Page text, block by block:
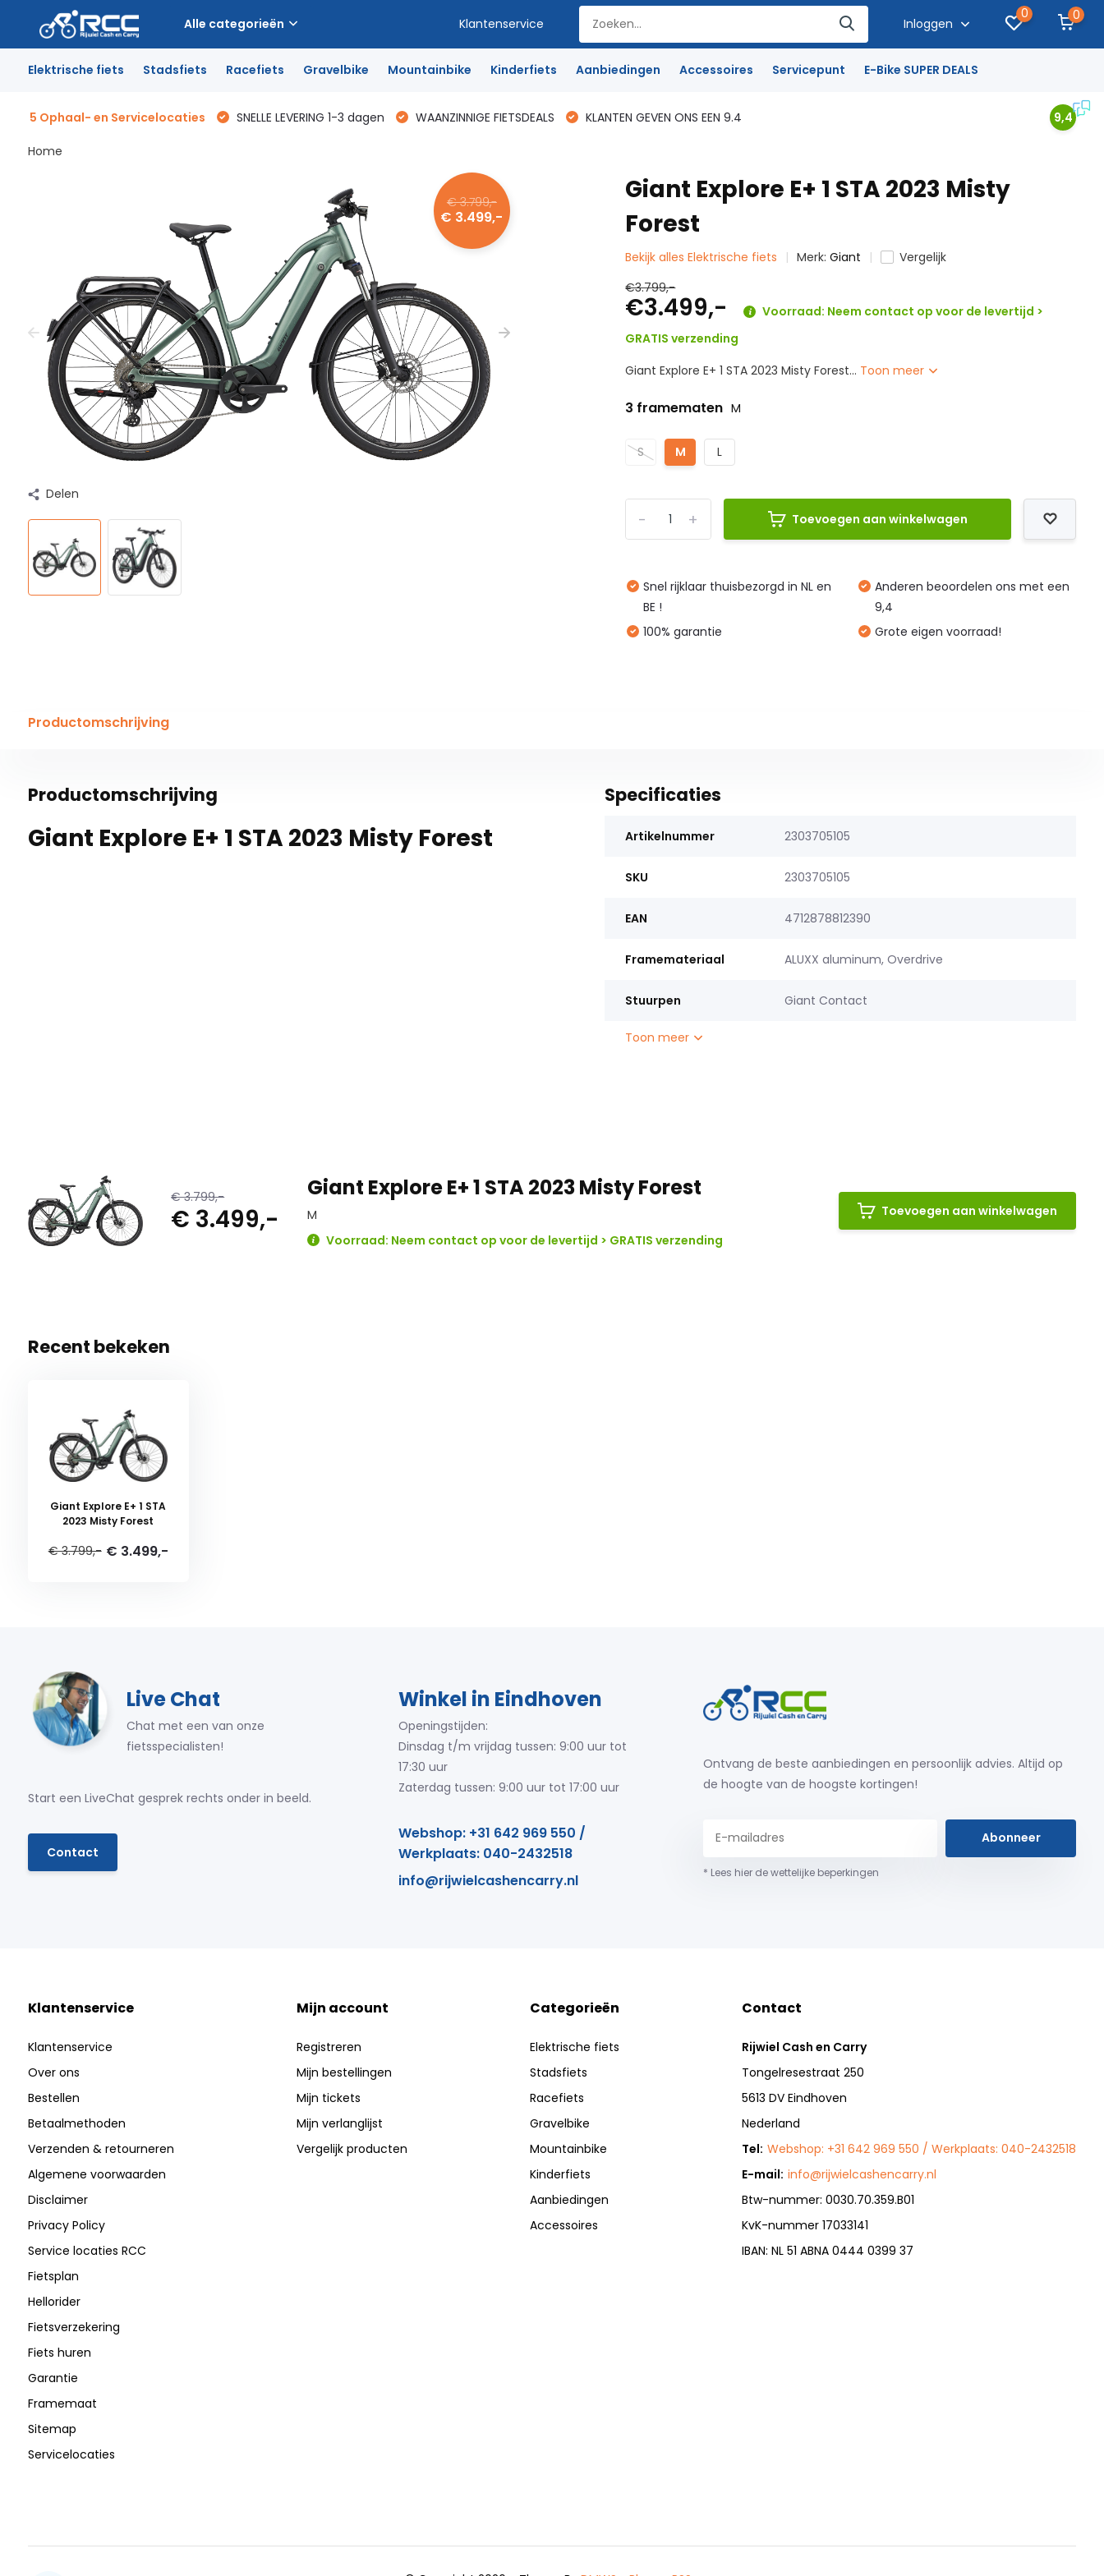
Alle categorieën Klantenservice Inloggen
0 0
Elektrische fiets Stadsfiets Racefiets Gravelbike Mountainbike Kinderfiets Aanbiedingen Accessoires Servicepunt E-Bike SUPER DEALS
5 Ophaal- en Servicelocaties SNELLE LEVERING 1-3 dagen WAANZINNIGE FIETSDEALS KLANTEN GEVEN ONS EEN 9.4 9,4
Home
€ 3.799,-
€ 3.499,-
Delen
Giant Explore E+ 1 STA 2023 Misty
Forest
Bekijk alles Elektrische fiets Merk:Giant
Vergelijk
€3.799,-
€3.499,-
Voorraad: Neem contact op voor de levertijd >
GRATIS verzending
Giant Explore E+ 1 STA 2023 Misty Forest... Toon meer
3 framematen M
S M L
+
- Toevoegen aan winkelwagen
Snel rijklaar thuisbezorgd in NL en
BE !
100% garantie
Anderen beoordelen ons met een
9,4
Grote eigen voorraad!
Productomschrijving
Productomschrijving
Giant Explore E+ 1 STA 2023 Misty Forest
Specificaties
Artikelnummer 2303705105
SKU 2303705105
EAN 4712878812390
Framemateriaal ALUXX aluminum, Overdrive
Stuurpen Giant Contact
Toon meer
€ 3.799,-
€ 3.499,-
Giant Explore E+ 1 STA 2023 Misty Forest
M
Voorraad: Neem contact op voor de levertijd > GRATIS verzending
Toevoegen aan winkelwagen
Recent bekeken
Giant Explore E+ 1 STA
2023 Misty Forest
€ 3.799,- € 3.499,-
Live Chat
Chat met een van onze
fietsspecialisten!
Start een LiveChat gesprek rechts onder in beeld.
Contact
Winkel in Eindhoven
Openingstijden:
Dinsdag t/m vrijdag tussen: 9:00 uur tot
17:30 uur
Zaterdag tussen: 9:00 uur tot 17:00 uur
Webshop: +31 642 969 550 /
Werkplaats: 040-2432518
info@rijwielcashencarry.nl
Ontvang de beste aanbiedingen en persoonlijk advies. Altijd op
de hoogte van de hoogste kortingen!
Abonneer
* Lees hier de wettelijke beperkingen
Klantenservice
Klantenservice
Over ons
Bestellen
Betaalmethoden
Verzenden & retourneren
Algemene voorwaarden
Disclaimer
Privacy Policy
Service locaties RCC
Fietsplan
Hellorider
Fietsverzekering
Fiets huren
Garantie
Framemaat
Sitemap
Servicelocaties
Mijn account
Registreren
Mijn bestellingen
Mijn tickets
Mijn verlanglijst
Vergelijk producten
Categorieën
Elektrische fiets
Stadsfiets
Racefiets
Gravelbike
Mountainbike
Kinderfiets
Aanbiedingen
Accessoires
Contact
Rijwiel Cash en Carry
Tongelresestraat 250
5613 DV Eindhoven
Nederland
Tel: Webshop: +31 642 969 550 / Werkplaats: 040-2432518
E-mail: info@rijwielcashencarry.nl
Btw-nummer: 0030.70.359.B01
KvK-nummer 17033141
IBAN: NL 51 ABNA 0444 0399 37